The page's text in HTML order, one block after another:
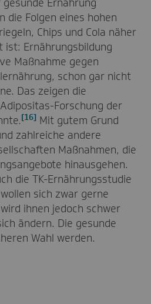
Ernährung
die Folgen eines hohen
Chips und Cola näher
ist: Ernährungsbildung
Maßnahme gegen
schon gar nicht
Das zeigen die
Forschung der
[16] Mit gutem Grund
zahlreiche andere
Maßnahmen, die
hinausgehen.
die TK-Ernährungsstudie
sich zwar gerne
ihnen jedoch schwer
ändern. Die gesunde
Wahl werden.